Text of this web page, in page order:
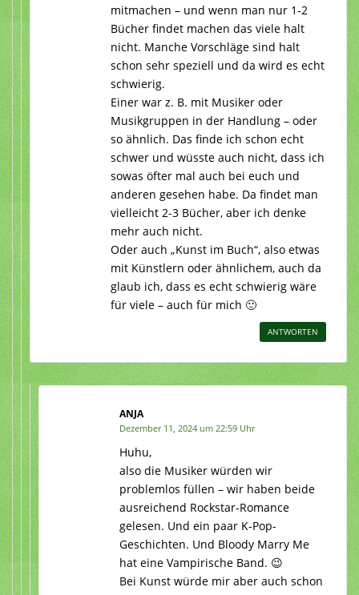
mitmachen – und wenn man nur 1-2
Bücher findet machen das viele halt
nicht. Manche Vorschläge sind halt
schon sehr speziell und da wird es echt
schwierig.
Einer war z. B. mit Musiker oder
Musikgruppen in der Handlung – oder
so ähnlich. Das finde ich schon echt
schwer und wüsste auch nicht, dass ich
sowas öfter mal auch bei euch und
anderen gesehen habe. Da findet man
vielleicht 2-3 Bücher, aber ich denke
mehr auch nicht.
Oder auch „Kunst im Buch“, also etwas
mit Künstlern oder ähnlichem, auch da
glaub ich, dass es echt schwierig wäre
für viele – auch für mich 🙂
ANTWORTEN
ANJA
Dezember 11, 2024 um 22:59 Uhr
Huhu,
also die Musiker würden wir
problemlos füllen – wir haben beide
ausreichend Rockstar-Romance
gelesen. Und ein paar K-Pop-
Geschichten. Und Bloody Marry Me
hat eine Vampirische Band. 😉
Bei Kunst würde mir aber auch schon